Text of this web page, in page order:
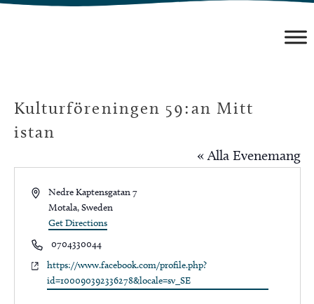
Hoppa
Kulturföreningen 59:an Mitt
istan
« Alla Evenemang
AddressNedre Kaptensgatan 7
Motala, Sweden
Get Directions
Phone0704330044
Websitehttps://www.facebook.com/profile.php?
id=100090392336278&locale=sv_SE